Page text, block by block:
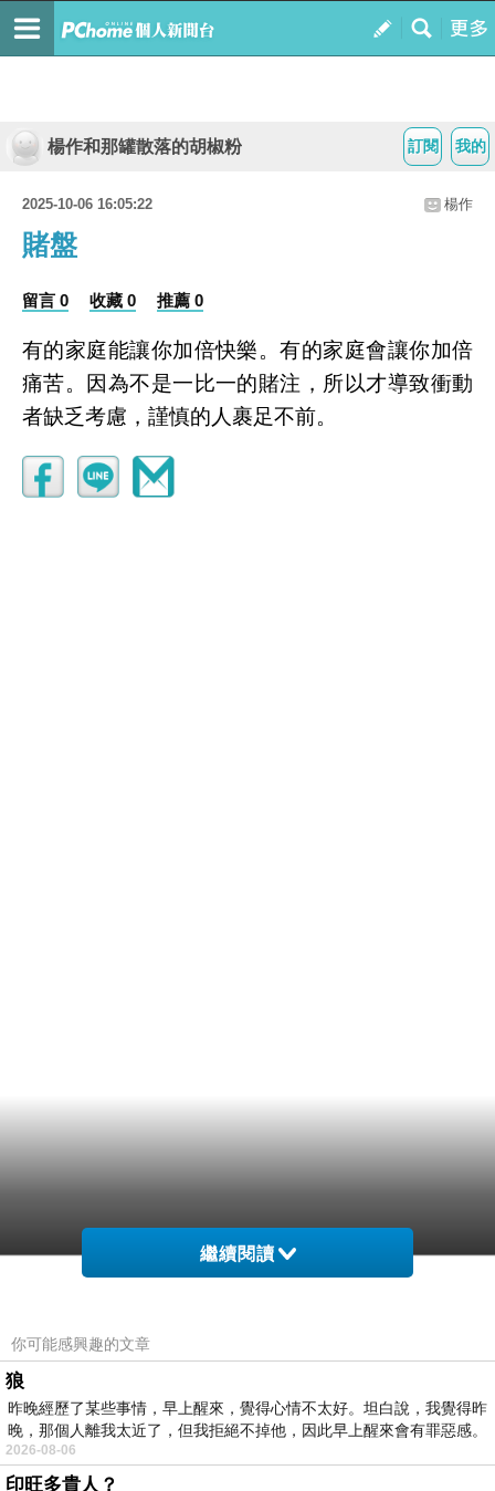
我的
訂閱
楊作和那罐散落的胡椒粉
2025-10-06 16:05:22 楊作
賭盤
留言 0 收藏 0 推薦 0
有的家庭能讓你加倍快樂。有的家庭會讓你加倍
痛苦。因為不是一比一的賭注，所以才導致衝動
者缺乏考慮，謹慎的人裹足不前。
繼續閱讀
你可能感興趣的文章
狼
昨晚經歷了某些事情，早上醒來，覺得心情不太好。坦白說，我覺得昨
晚，那個人離我太近了，但我拒絕不掉他，因此早上醒來會有罪惡感。
2026-08-06
印旺多貴人？